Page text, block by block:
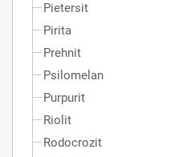
Pietersit
Pirita
Prehnit
Psilomelan
Purpurit
Riolit
Rodocrozit